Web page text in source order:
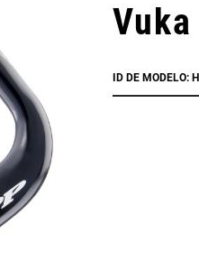
ID DE MODELO: